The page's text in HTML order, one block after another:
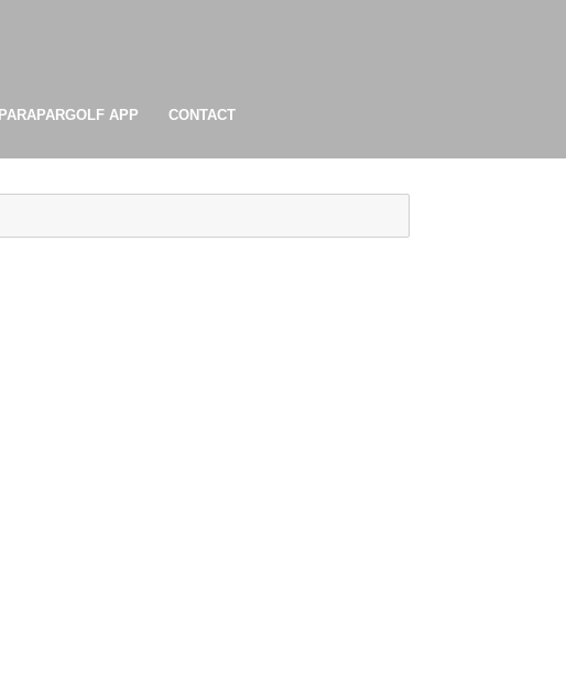
PARAPARGOLF APP CONTACT